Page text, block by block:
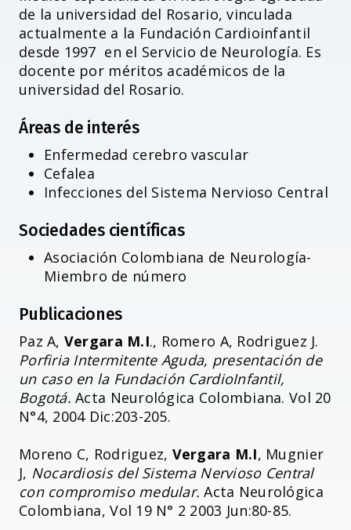
de la universidad del Rosario, vinculada
actualmente a la Fundación Cardioinfantil
desde 1997 en el Servicio de Neurología. Es
docente por méritos académicos de la
universidad del Rosario.
Áreas de interés
Enfermedad cerebro vascular
Cefalea
Infecciones del Sistema Nervioso Central
Sociedades científicas
Asociación Colombiana de Neurología-
Miembro de número
Publicaciones
Paz A, Vergara M.I., Romero A, Rodriguez J.
Porfiria Intermitente Aguda, presentación de
un caso en la Fundación CardioInfantil,
Bogotá. Acta Neurológica Colombiana. Vol 20
N°4, 2004 Dic:203-205.
Moreno C, Rodriguez, Vergara M.I, Mugnier
J, Nocardiosis del Sistema Nervioso Central
con compromiso medular. Acta Neurológica
Colombiana, Vol 19 N° 2 2003 Jun:80-85.